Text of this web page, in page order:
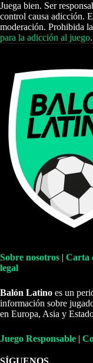
Juega bien. Ser
control causa adicción.
moderación. Prohibida
para la adicción al juego.
Sobre nosotros | Carta
legal
Balón Latino es un
información sobre
en Europa, Asia y
Juego Responsable |
SÍGUENOS